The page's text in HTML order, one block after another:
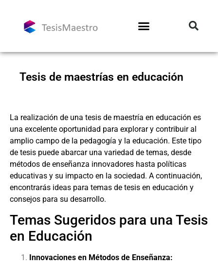
Tesis de maestrías en educación
La realización de una tesis de maestría en educación es
una excelente oportunidad para explorar y contribuir al
amplio campo de la pedagogía y la educación. Este tipo
de tesis puede abarcar una variedad de temas, desde
métodos de enseñanza innovadores hasta políticas
educativas y su impacto en la sociedad. A continuación,
encontrarás ideas para temas de tesis en educación y
consejos para su desarrollo.
Temas Sugeridos para una Tesis
en Educación
Innovaciones en Métodos de Enseñanza: